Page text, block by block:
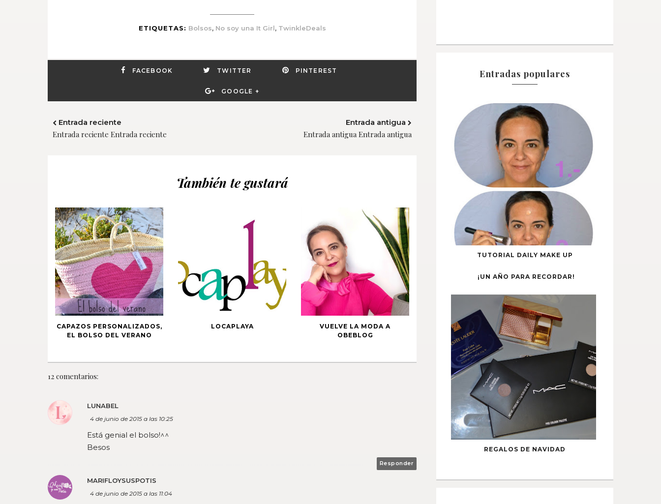
ETIQUETAS: Bolsos, No soy una It Girl, TwinkleDeals
FACEBOOK TWITTER PINTEREST
GOOGLE +
Entrada reciente
Entrada reciente Entrada reciente
Entrada antigua
Entrada antigua Entrada antigua
También te gustará
CAPAZOS PERSONALIZADOS,
EL BOLSO DEL VERANO
LOCAPLAYA
VUELVE LA MODA A
OBEBLOG
12 comentarios:
LUNABEL
4 de junio de 2015 a las 10:25
Está genial el bolso!^^
Besos
Responder
MARIFLOYSUSPOTIS
4 de junio de 2015 a las 11:04
Entradas populares
TUTORIAL DAILY MAKE UP
¡UN AÑO PARA RECORDAR!
REGALOS DE NAVIDAD